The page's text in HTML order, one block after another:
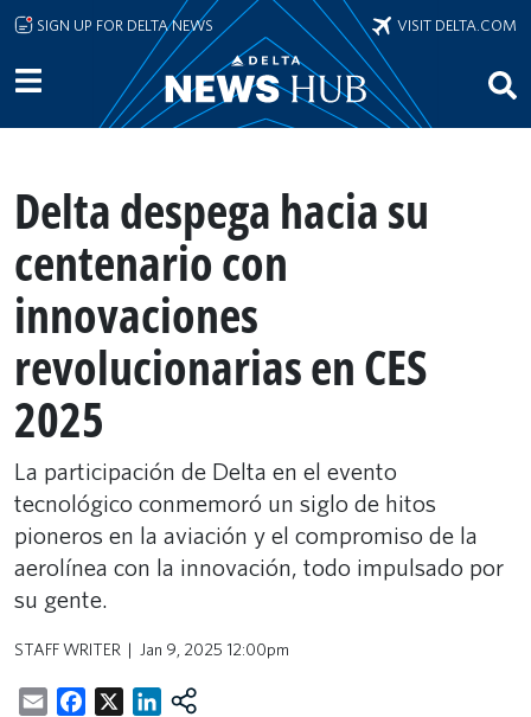
Skip to main content
SIGN UP FOR DELTA NEWS VISIT DELTA.COM
Delta despega hacia su
centenario con
innovaciones
revolucionarias en CES
2025
La participación de Delta en el evento
tecnológico conmemoró un siglo de hitos
pioneros en la aviación y el compromiso de la
aerolínea con la innovación, todo impulsado por
su gente.
STAFF WRITER Jan 9, 2025 12:00pm
EmailFacebookLinkedIn